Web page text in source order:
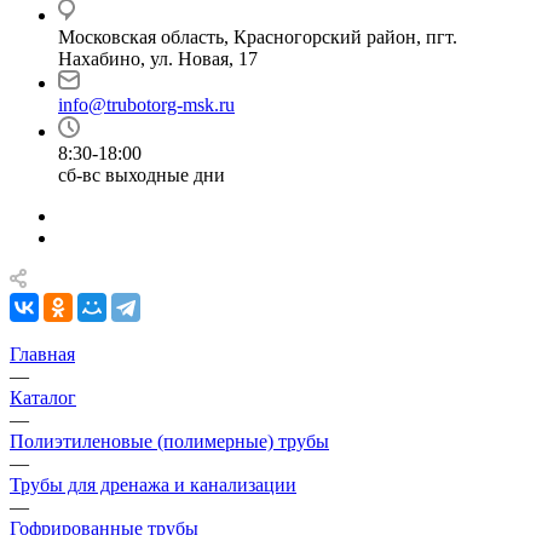
Московская область, Красногорский район, пгт.
Нахабино, ул. Новая, 17
info@trubotorg-msk.ru
8:30-18:00
сб-вс выходные дни
Главная
—
Каталог
—
Полиэтиленовые (полимерные) трубы
—
Трубы для дренажа и канализации
—
Гофрированные трубы